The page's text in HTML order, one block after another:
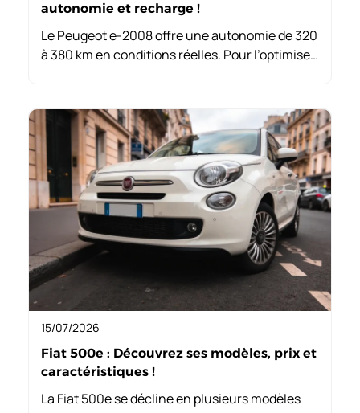
autonomie et recharge !
Le Peugeot e-2008 offre une autonomie de 320
à 380 km en conditions réelles. Pour l’optimiser,
batterie.
15/07/2026
Fiat 500e : Découvrez ses modèles, prix et
caractéristiques !
La Fiat 500e se décline en plusieurs modèles